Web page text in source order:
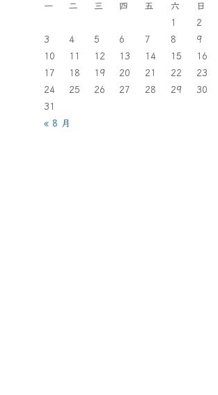
一
二 三 四 五 六
日
1
2
3
4 5 6 7 8
9
10
11 12 13 14 15
16
17
18 19 20 21 22
23
24
25 26 27 28 29
30
31
« 8 月